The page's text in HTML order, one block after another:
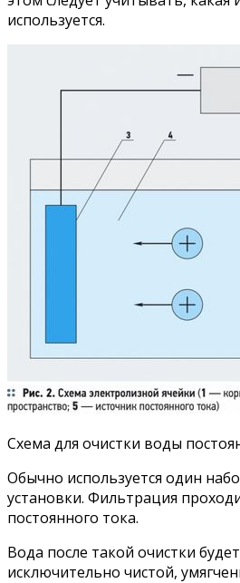
используется.
Схема для очистки воды
Обычно используется один
установки. Фильтрация
постоянного тока.
Вода после такой очистки
исключительно чистой,